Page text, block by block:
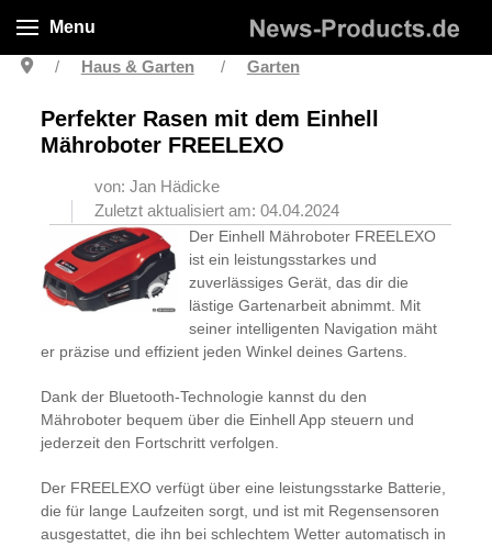
Menu
Haus & Garten Garten
Perfekter Rasen mit dem Einhell
Mähroboter FREELEXO
von: Jan Hädicke
Zuletzt aktualisiert am: 04.04.2024
Der Einhell Mähroboter FREELEXO
ist ein leistungsstarkes und
zuverlässiges Gerät, das dir die
lästige Gartenarbeit abnimmt. Mit
seiner intelligenten Navigation mäht
er präzise und effizient jeden Winkel deines Gartens.
Dank der Bluetooth-Technologie kannst du den
Mähroboter bequem über die Einhell App steuern und
jederzeit den Fortschritt verfolgen.
Der FREELEXO verfügt über eine leistungsstarke Batterie,
die für lange Laufzeiten sorgt, und ist mit Regensensoren
ausgestattet, die ihn bei schlechtem Wetter automatisch in